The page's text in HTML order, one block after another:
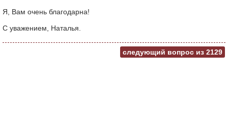
Я, Вам очень благодарна!
С уважением, Наталья.
следующий вопрос из 2129